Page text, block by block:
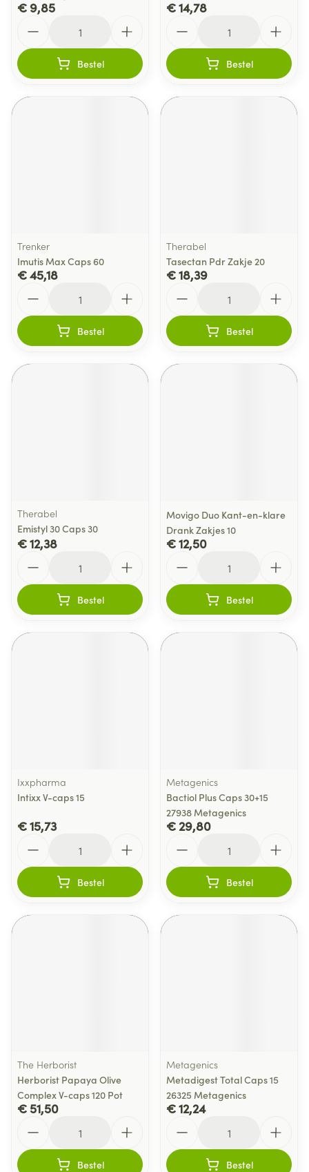
€ 9,85
Bestel
€ 14,78
Bestel
Trenker
Imutis Max Caps 60
€ 45,18
Bestel
Therabel
Tasectan Pdr Zakje 20
€ 18,39
Bestel
Therabel
Emistyl 30 Caps 30
€ 12,38
Bestel
Movigo Duo Kant-en-klare
Drank Zakjes 10
€ 12,50
Bestel
Ixxpharma
Intixx V-caps 15
€ 15,73
Bestel
Metagenics
Bactiol Plus Caps 30+15
27938 Metagenics
€ 29,80
Bestel
The Herborist
Herborist Papaya Olive
Complex V-caps 120 Pot
€ 51,50
Bestel
Metagenics
Metadigest Total Caps 15
26325 Metagenics
€ 12,24
Bestel